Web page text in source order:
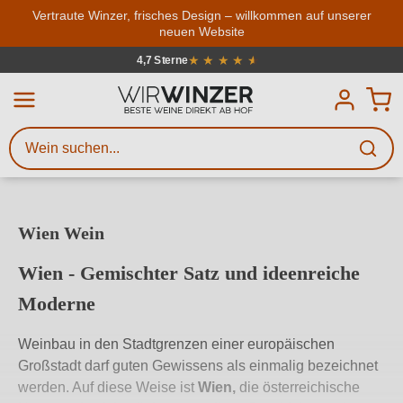
Zum Hauptinhalt springen
Vertraute Winzer, frisches Design – willkommen auf unserer
neuen Website
4,7 Sterne★ ★ ★ ★ ★
★
Durchschnittliche Bewertung von
Wien Wein
Wien - Gemischter Satz und ideenreiche
Moderne
Weinbau in den Stadtgrenzen einer europäischen
Großstadt darf guten Gewissens als einmalig bezeichnet
werden. Auf diese Weise ist Wien, die österreichische
Weinsuche
Mindestens 3 Zeichen eingeben
Beschreiben Sie, welchen Wein
Sie suchen – ob nach Geschmack,